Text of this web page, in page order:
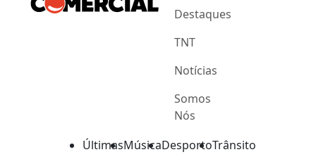
Destaques
TNT
Notícias
Somos
Nós
ÚltimasMúsicaDesportoTrânsito